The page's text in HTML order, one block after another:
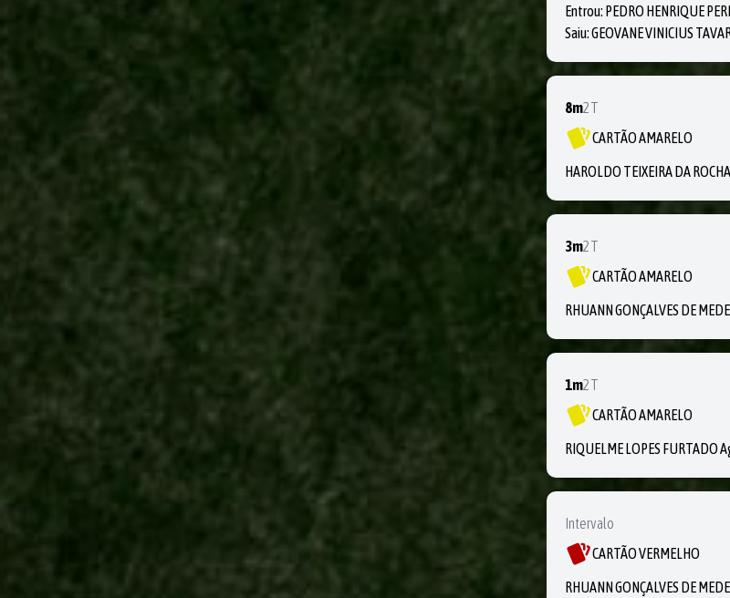
Entrou: PEDRO HENRIQUE
Saiu:GEOVANE VINICIUS
8m2T
CARTÃO AMARELO
HAROLDO TEIXEIRA DA
3m2T
CARTÃO AMARELO
RHUANN GONÇALVES DE
1m2T
CARTÃO AMARELO
RIQUELME LOPES FURTADO
Intervalo
CARTÃO VERMELHO
RHUANN GONÇALVES DE